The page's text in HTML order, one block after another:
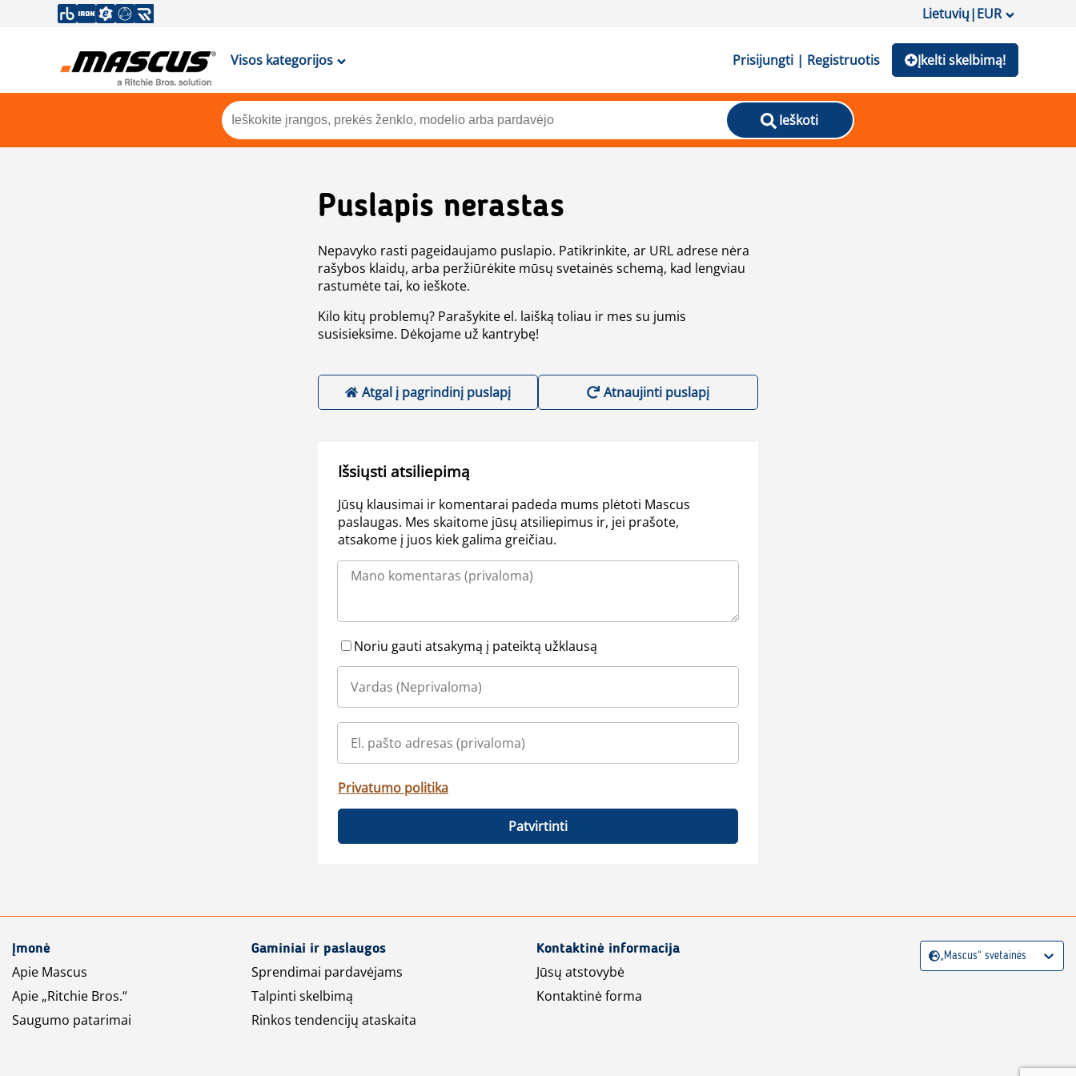
Lietuvių|EUR
Visos kategorijos Prisijungti | Registruotis Įkelti skelbimą!
Ieškoti
Puslapis nerastas
Nepavyko rasti pageidaujamo puslapio. Patikrinkite, ar URL adrese nėra
rašybos klaidų, arba peržiūrėkite mūsų svetainės schemą, kad lengviau
rastumėte tai, ko ieškote.
Kilo kitų problemų? Parašykite el. laišką toliau ir mes su jumis
susisieksime. Dėkojame už kantrybę!
Atgal į pagrindinį puslapį Atnaujinti puslapį
Išsiųsti atsiliepimą
Jūsų klausimai ir komentarai padeda mums plėtoti Mascus
paslaugas. Mes skaitome jūsų atsiliepimus ir, jei prašote,
atsakome į juos kiek galima greičiau.
Noriu gauti atsakymą į pateiktą užklausą
Privatumo politika
Patvirtinti
Įmonė
Apie Mascus
Apie „Ritchie Bros.“
Saugumo patarimai
Gaminiai ir paslaugos
Sprendimai pardavėjams
Talpinti skelbimą
Rinkos tendencijų ataskaita
Kontaktinė informacija
Jūsų atstovybė
Kontaktinė forma
„Mascus“ svetainės